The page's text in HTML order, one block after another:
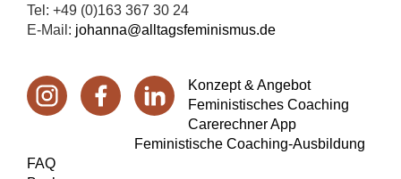
Tel: +49 (0)163 367 30 24
E-Mail: johanna@alltagsfeminismus.de
Konzept & Angebot
Feministisches Coaching
Carerechner App
Feministische Coaching-Ausbildung
FAQ